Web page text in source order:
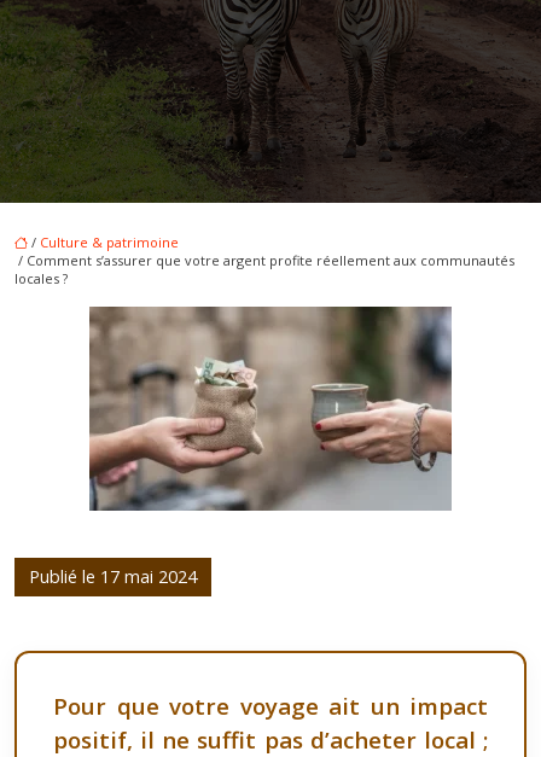
/ Culture & patrimoine
/ Comment s’assurer que votre argent profite réellement aux communautés
locales ?
Publié le 17 mai 2024
Pour que votre voyage ait un impact
positif, il ne suffit pas d’acheter local ;